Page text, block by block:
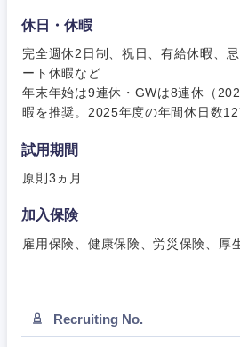
休日・休暇
完全週休2日制、祝日、有給休暇、
ート休暇など
年末年始は9連休・GWは8連休（
暇を推奨。2025年度の年間休日数
試用期間
原則3ヵ月
加入保険
雇用保険、健康保険、労災保険、厚
Recruiting No.